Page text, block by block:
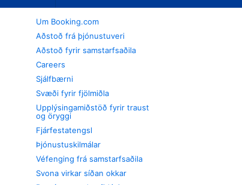
Um Booking.com
Aðstoð frá þjónustuveri
Aðstoð fyrir samstarfsaðila
Careers
Sjálfbærni
Svæði fyrir fjölmiðla
Upplýsingamiðstöð fyrir traust
og öryggi
Fjárfestatengsl
Þjónustuskilmálar
Véfenging frá samstarfsaðila
Svona virkar síðan okkar